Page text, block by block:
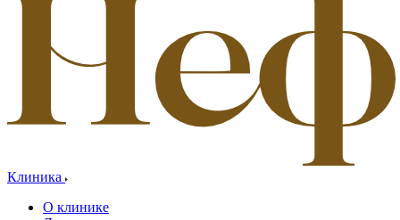
Клиника
О клинике